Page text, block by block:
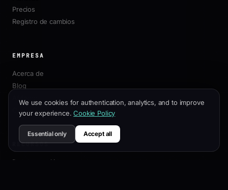
Precios
Registro de cambios
EMPRESA
Acerca de
Blog
Contacto
RECURSOS
Documentación
We use cookies for authentication, analytics, and to improve
your experience. Cookie Policy
Essential only Accept all